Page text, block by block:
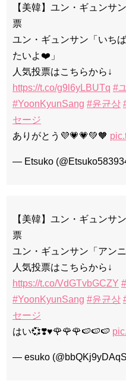
【美韓】ユン・ギュンサ
票
ユン・ギュンサン「いち
たいよ❤️」
人気投票はこちらから↓
https://t.co/g9l6yLBUTq #
#YoonKyunSang #윤균상
セージ
ありがとう💜💗💗💚🧡
— Etsuko
【美韓】ユン・ギュンサ
票
ユン・ギュンサン「アン
人気投票はこちらから↓
https://t.co/VdGTvbGCZY
#YoonKyunSang #윤균상
セージ
はい💞❣️♥️🌹🌹🌹🍉🍉🍉
— esuko